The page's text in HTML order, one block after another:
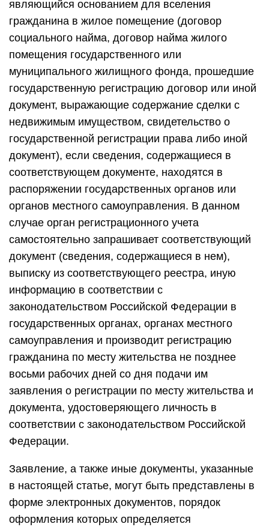
являющийся основанием для вселения
гражданина в жилое помещение (договор
социального найма, договор найма жилого
помещения государственного или
муниципального жилищного фонда, прошедшие
государственную регистрацию договор или иной
документ, выражающие содержание сделки с
недвижимым имуществом, свидетельство о
государственной регистрации права либо иной
документ), если сведения, содержащиеся в
соответствующем документе, находятся в
распоряжении государственных органов или
органов местного самоуправления. В данном
случае орган регистрационного учета
самостоятельно запрашивает соответствующий
документ (сведения, содержащиеся в нем),
выписку из соответствующего реестра, иную
информацию в соответствии с
законодательством Российской Федерации в
государственных органах, органах местного
самоуправления и производит регистрацию
гражданина по месту жительства не позднее
восьми рабочих дней со дня подачи им
заявления о регистрации по месту жительства и
документа, удостоверяющего личность в
соответствии с законодательством Российской
Федерации.
Заявление, а также иные документы, указанные
в настоящей статье, могут быть представлены в
форме электронных документов, порядок
оформления которых определяется